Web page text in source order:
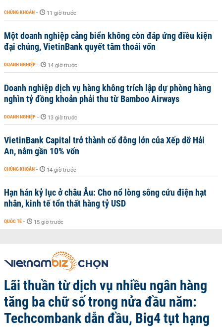
CHỨNG KHOÁN - 11 giờ trước
Một doanh nghiệp cảng biển không còn đáp ứng điều kiện
đại chúng, VietinBank quyết tâm thoái vốn
DOANH NGHIỆP - 14 giờ trước
Doanh nghiệp dịch vụ hàng không trích lập dự phòng hàng
nghìn tỷ đồng khoản phải thu từ Bamboo Airways
DOANH NGHIỆP - 13 giờ trước
VietinBank Capital trở thành cổ đông lớn của Xếp dỡ Hải
An, nắm gần 10% vốn
CHỨNG KHOÁN - 14 giờ trước
Hạn hán kỷ lục ở châu Âu: Cho nổ lòng sông cứu điện hạt
nhân, kinh tế tổn thất hàng tỷ USD
QUỐC TẾ - 15 giờ trước
Lãi thuần từ dịch vụ nhiều ngân hàng
tăng ba chữ số trong nửa đầu năm:
Techcombank dẫn đầu, Big4 tụt hạng